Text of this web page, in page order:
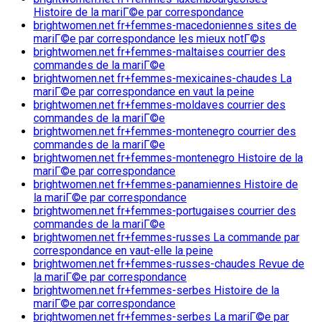
Histoire de la mariГ©e par correspondance
brightwomen.net fr+femmes-macedoniennes sites de
mariГ©e par correspondance les mieux notГ©s
brightwomen.net fr+femmes-maltaises courrier des
commandes de la mariГ©e
brightwomen.net fr+femmes-mexicaines-chaudes La
mariГ©e par correspondance en vaut la peine
brightwomen.net fr+femmes-moldaves courrier des
commandes de la mariГ©e
brightwomen.net fr+femmes-montenegro courrier des
commandes de la mariГ©e
brightwomen.net fr+femmes-montenegro Histoire de la
mariГ©e par correspondance
brightwomen.net fr+femmes-panamiennes Histoire de
la mariГ©e par correspondance
brightwomen.net fr+femmes-portugaises courrier des
commandes de la mariГ©e
brightwomen.net fr+femmes-russes La commande par
correspondance en vaut-elle la peine
brightwomen.net fr+femmes-russes-chaudes Revue de
la mariГ©e par correspondance
brightwomen.net fr+femmes-serbes Histoire de la
mariГ©e par correspondance
brightwomen.net fr+femmes-serbes La mariГ©e par